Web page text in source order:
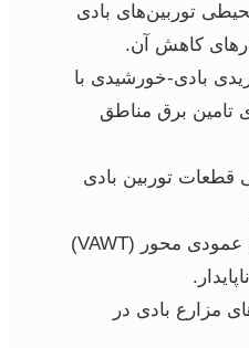
توربین‌های بادی
کاهش آن.
بادی-خورشیدی با
تامین برق مناطق
توربین بادی
کاربرد توربین‌های بادی عمودی محور (VAWT)
مزارع بادی در